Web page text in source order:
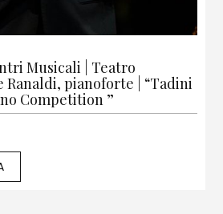
Musicali | Teatro
Ranaldi, pianoforte | “Tadini
Competition ”